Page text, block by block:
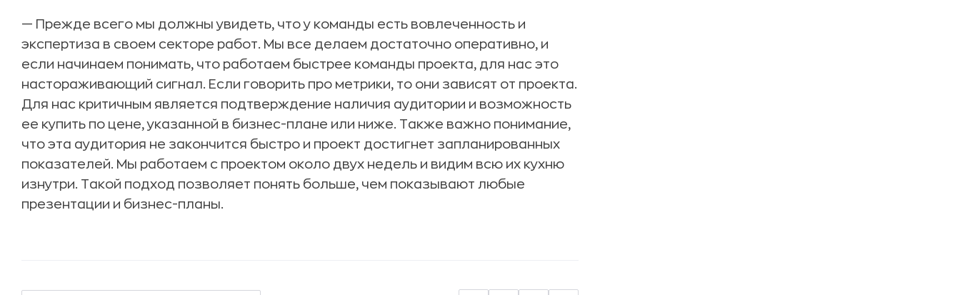
— Прежде всего мы должны увидеть, что у команды есть вовлеченность и
экспертиза в своем секторе работ. Мы все делаем достаточно оперативно, и
если начинаем понимать, что работаем быстрее команды проекта, для нас это
настораживающий сигнал. Если говорить про метрики, то они зависят от проекта.
Для нас критичным является подтверждение наличия аудитории и возможность
ее купить по цене, указанной в бизнес-плане или ниже. Также важно понимание,
что эта аудитория не закончится быстро и проект достигнет запланированных
показателей. Мы работаем с проектом около двух недель и видим всю их кухню
изнутри. Такой подход позволяет понять больше, чем показывают любые
презентации и бизнес-планы.